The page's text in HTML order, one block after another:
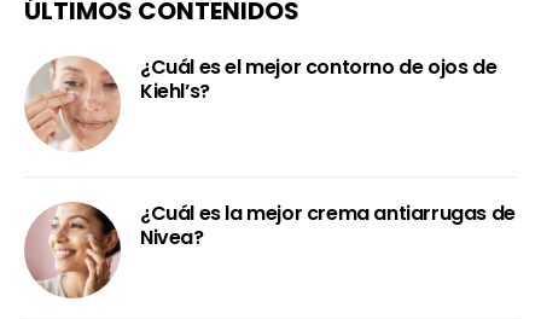
ÚLTIMOS CONTENIDOS
¿Cuál es el mejor contorno de ojos de
Kiehl’s?
¿Cuál es la mejor crema antiarrugas de
Nivea?